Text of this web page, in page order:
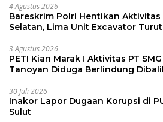
4 Agustus 2026
Bareskrim Polri Hentikan Aktivitas
Selatan, Lima Unit Excavator
3 Agustus 2026
PETI Kian Marak ! Aktivitas PT
Tanoyan Diduga Berlindung
30 Juli 2026
Inakor Lapor Dugaan Korupsi di
Sulut